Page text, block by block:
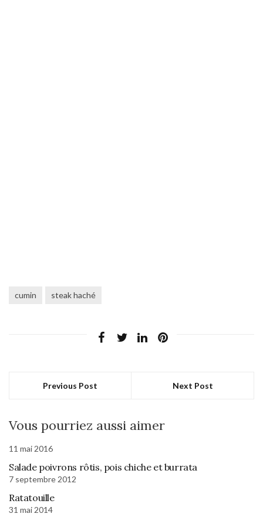
cumin steak haché
Previous Post Next Post
Vous pourriez aussi aimer
11 mai 2016
Salade poivrons rôtis, pois chiche et burrata
7 septembre 2012
Ratatouille
31 mai 2014